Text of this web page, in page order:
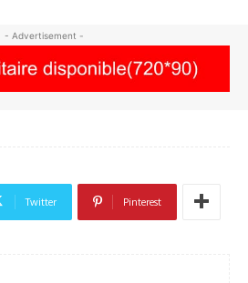
- Advertisement -
Twitter Pinterest